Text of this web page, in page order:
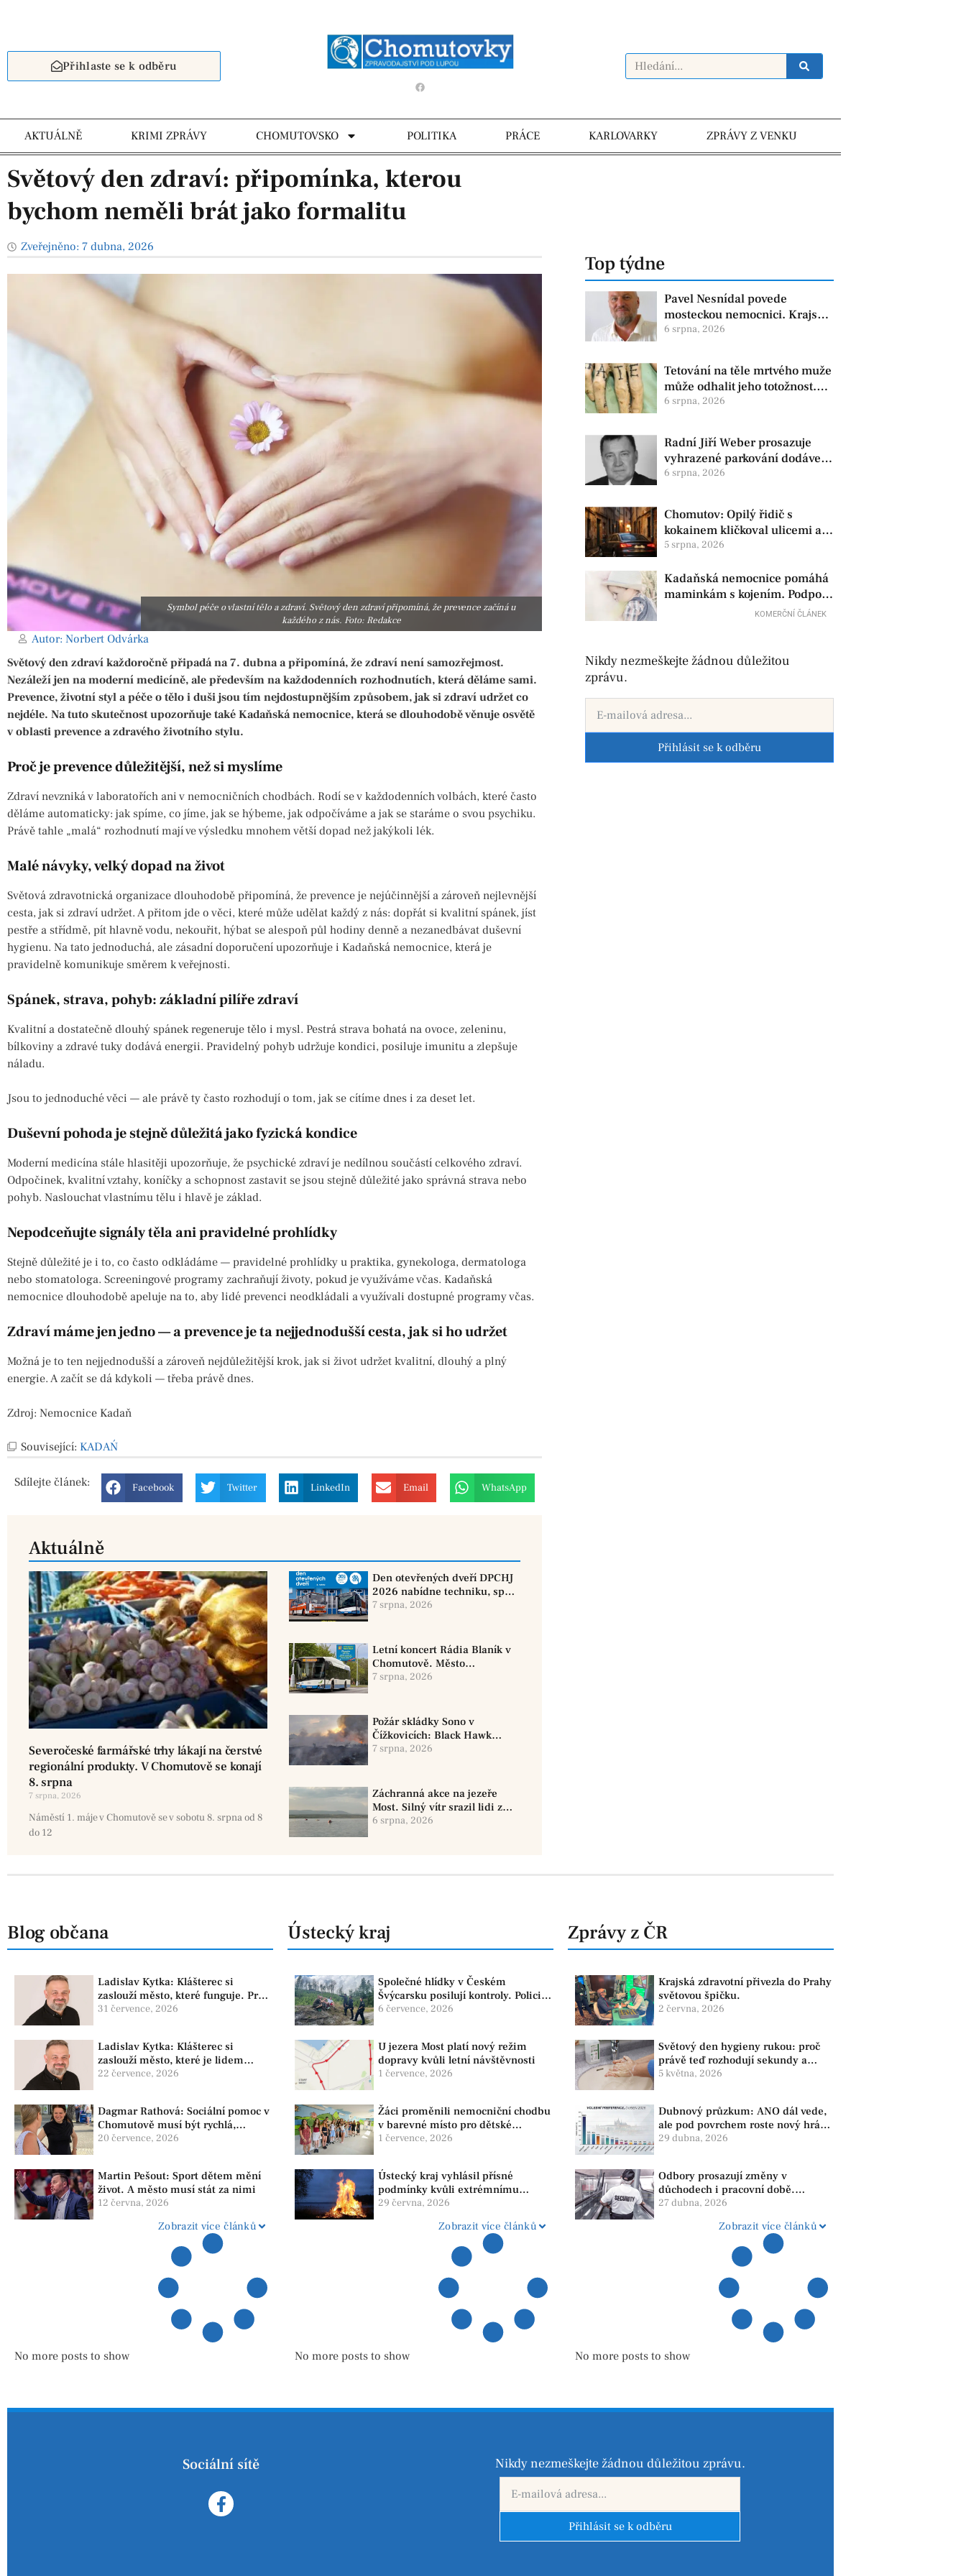
Přihlaste se k odběru
AKTUÁLNĚ KRIMI ZPRÁVY CHOMUTOVSKO POLITIKA PRÁCE KARLOVARKY ZPRÁVY Z VENKU
Světový den zdraví: připomínka, kterou
bychom neměli brát jako formalitu
Zveřejněno: 7 dubna, 2026
Symbol péče o vlastní tělo a zdraví. Světový den zdraví připomíná, že prevence začíná u
každého z nás. Foto: Redakce
Autor: Norbert Odvárka
Světový den zdraví každoročně připadá na 7. dubna a připomíná, že zdraví není samozřejmost.
Nezáleží jen na moderní medicíně, ale především na každodenních rozhodnutích, která děláme sami.
Prevence, životní styl a péče o tělo i duši jsou tím nejdostupnějším způsobem, jak si zdraví udržet co
nejdéle. Na tuto skutečnost upozorňuje také Kadaňská nemocnice, která se dlouhodobě věnuje osvětě
v oblasti prevence a zdravého životního stylu.
Proč je prevence důležitější, než si myslíme
Zdraví nevzniká v laboratořích ani v nemocničních chodbách. Rodí se v každodenních volbách, které často
děláme automaticky: jak spíme, co jíme, jak se hýbeme, jak odpočíváme a jak se staráme o svou psychiku.
Právě tahle „malá“ rozhodnutí mají ve výsledku mnohem větší dopad než jakýkoli lék.
Malé návyky, velký dopad na život
Světová zdravotnická organizace dlouhodobě připomíná, že prevence je nejúčinnější a zároveň nejlevnější
cesta, jak si zdraví udržet. A přitom jde o věci, které může udělat každý z nás: dopřát si kvalitní spánek, jíst
pestře a střídmě, pít hlavně vodu, nekouřit, hýbat se alespoň půl hodiny denně a nezanedbávat duševní
hygienu. Na tato jednoduchá, ale zásadní doporučení upozorňuje i Kadaňská nemocnice, která je
pravidelně komunikuje směrem k veřejnosti.
Spánek, strava, pohyb: základní pilíře zdraví
Kvalitní a dostatečně dlouhý spánek regeneruje tělo i mysl. Pestrá strava bohatá na ovoce, zeleninu,
bílkoviny a zdravé tuky dodává energii. Pravidelný pohyb udržuje kondici, posiluje imunitu a zlepšuje
náladu.
Jsou to jednoduché věci — ale právě ty často rozhodují o tom, jak se cítíme dnes i za deset let.
Duševní pohoda je stejně důležitá jako fyzická kondice
Moderní medicína stále hlasitěji upozorňuje, že psychické zdraví je nedílnou součástí celkového zdraví.
Odpočinek, kvalitní vztahy, koníčky a schopnost zastavit se jsou stejně důležité jako správná strava nebo
pohyb. Naslouchat vlastnímu tělu i hlavě je základ.
Nepodceňujte signály těla ani pravidelné prohlídky
Stejně důležité je i to, co často odkládáme — pravidelné prohlídky u praktika, gynekologa, dermatologa
nebo stomatologa. Screeningové programy zachraňují životy, pokud je využíváme včas. Kadaňská
nemocnice dlouhodobě apeluje na to, aby lidé prevenci neodkládali a využívali dostupné programy včas.
Zdraví máme jen jedno — a prevence je ta nejjednodušší cesta, jak si ho udržet
Možná je to ten nejjednodušší a zároveň nejdůležitější krok, jak si život udržet kvalitní, dlouhý a plný
energie. A začít se dá kdykoli — třeba právě dnes.
Zdroj: Nemocnice Kadaň
Související: KADAŃ
Sdílejte článek: Facebook Twitter LinkedIn Email WhatsApp
Aktuálně
Severočeské farmářské trhy lákají na čerstvé
regionální produkty. V Chomutově se konají
8. srpna
7 srpna, 2026
Náměstí 1. máje v Chomutově se v sobotu 8. srpna od 8
do 12
Den otevřených dveří DPCHJ
2026 nabídne techniku, sport
i jízdy historickými vozy
7 srpna, 2026
Letní koncert Rádia Blaník v
Chomutově. Město
doporučuje využít MHD
7 srpna, 2026
Požár skládky Sono v
Čížkovicích: Black Hawk
provedl 12 shozů vody
7 srpna, 2026
Záchranná akce na jezeře
Most. Silný vítr srazil lidi z
paddleboardů, dvě osoby se
6 srpna, 2026
Top týdne
Pavel Nesnídal povede
mosteckou nemocnici. Krajská
zdravotní oznámila změnu ve
6 srpna, 2026
Tetování na těle mrtvého muže
může odhalit jeho totožnost.
Policie žádá o pomoc
6 srpna, 2026
Radní Jiří Weber prosazuje
vyhrazené parkování dodávek
v Chomutově
6 srpna, 2026
Chomutov: Opilý řidič s
kokainem kličkoval ulicemi a
zkoušel uplatit policisty
5 srpna, 2026
Kadaňská nemocnice pomáhá
maminkám s kojením. Podpora
začíná už před porodem
KOMERČNÍ ČLÁNEK
Nikdy nezmeškejte žádnou důležitou
zprávu.
Přihlásit se k odběru
Blog občana
Ladislav Kytka: Klášterec si
zaslouží město, které funguje. Proto
předkládáme program, který řeší
31 července, 2026
Ladislav Kytka: Klášterec si
zaslouží město, které je lidem
nablízku
22 července, 2026
Dagmar Rathová: Sociální pomoc v
Chomutově musí být rychlá,
srozumitelná a férová. Ne udržovat
20 července, 2026
Martin Pešout: Sport dětem mění
život. A město musí stát za nimi
12 června, 2026
Zobrazit více článků
No more posts to show
Ústecký kraj
Společné hlídky v Českém
Švýcarsku posilují kontroly. Policie
dohlíží na bezpečnost i ochranu
6 července, 2026
U jezera Most platí nový režim
dopravy kvůli letní návštěvnosti
1 července, 2026
Žáci proměnili nemocniční chodbu
v barevné místo pro dětské
pacienty
1 července, 2026
Ústecký kraj vyhlásil přísné
podmínky kvůli extrémnímu
suchu. Platí zákaz ohňů i
29 června, 2026
Zobrazit více článků
No more posts to show
Zprávy z ČR
Krajská zdravotní přivezla do Prahy
světovou špičku.
2 června, 2026
Světový den hygieny rukou: proč
právě teď rozhodují sekundy a
správné mytí rukou
5 května, 2026
Dubnový průzkum: ANO dál vede,
ale pod povrchem roste nový hráč.
Strana PRO se drží nejvýš mezi
29 dubna, 2026
Odbory prosazují změny v
důchodech i pracovní době.
Dopady pocítí i lidé v našem
27 dubna, 2026
Zobrazit více článků
No more posts to show
Sociální sítě Nikdy nezmeškejte žádnou důležitou zprávu.
Přihlásit se k odběru